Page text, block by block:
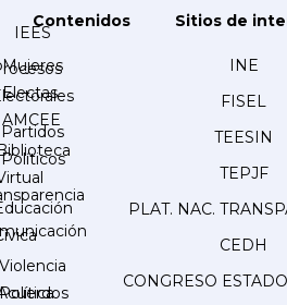
IEES
Partidos
Políticos
Contenidos
Mujeres
Electas
AMCEE
Violencia
Política
Sitios de
INE
FISEL
TEESIN
TEPJF
PLAT. NAC.
CEDH
CONGRESO